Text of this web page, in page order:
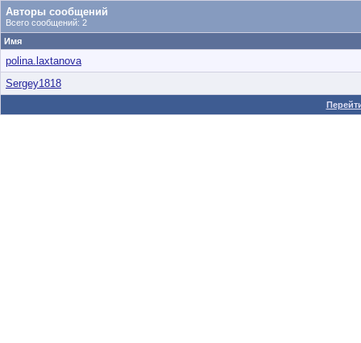
Авторы сообщений
Всего сообщений: 2
Имя
polina.laxtanova
Sergey1818